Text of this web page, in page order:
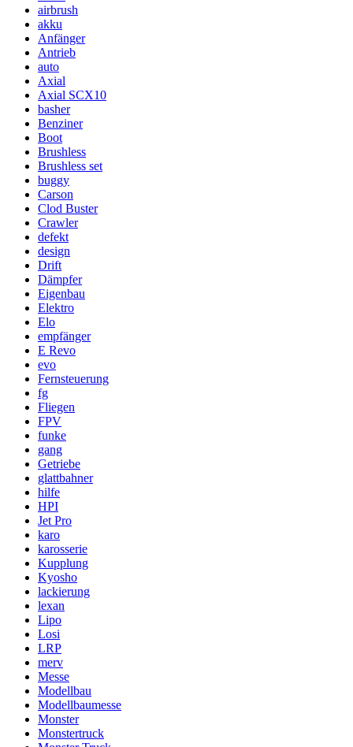
airbrush
akku
Anfänger
Antrieb
auto
Axial
Axial SCX10
basher
Benziner
Boot
Brushless
Brushless set
buggy
Carson
Clod Buster
Crawler
defekt
design
Drift
Dämpfer
Eigenbau
Elektro
Elo
empfänger
E Revo
evo
Fernsteuerung
fg
Fliegen
FPV
funke
gang
Getriebe
glattbahner
hilfe
HPI
Jet Pro
karo
karosserie
Kupplung
Kyosho
lackierung
lexan
Lipo
Losi
LRP
merv
Messe
Modellbau
Modellbaumesse
Monster
Monstertruck